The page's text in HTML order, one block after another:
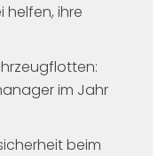
helfen, ihre
im Jahr
beim